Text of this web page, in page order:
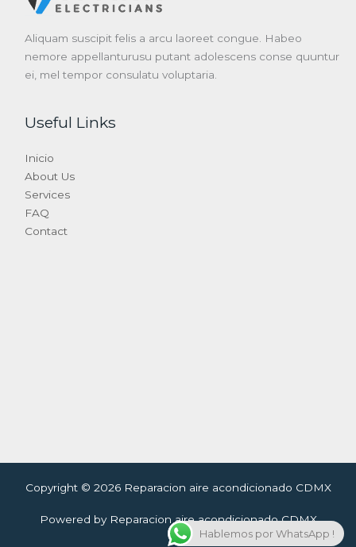
Aliquam suscipit felis a arcu laoreet congue. Habeo
nemore appellanturusu putant adolescens conse quuntur
ei, mel tempor consulatu voluptaria.
Useful Links
Inicio
About Us
Services
FAQ
Contact
Copyright © 2026 Reparacion aire acondicionado CDMX
Powered by Reparacion aire acondicionado CDMX
Hablemos por WhatsApp !